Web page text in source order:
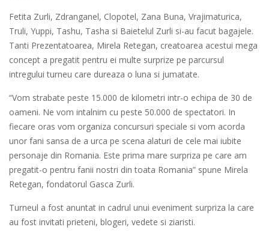
Fetita Zurli, Zdranganel, Clopotel, Zana Buna, Vrajimaturica,
Truli, Yuppi, Tashu, Tasha si Baietelul Zurli si-au facut bagajele.
Tanti Prezentatoarea, Mirela Retegan, creatoarea acestui mega
concept a pregatit pentru ei multe surprize pe parcursul
intregului turneu care dureaza o luna si jumatate.
“Vom strabate peste 15.000 de kilometri intr-o echipa de 30 de
oameni. Ne vom intalnim cu peste 50.000 de spectatori. In
fiecare oras vom organiza concursuri speciale si vom acorda
unor fani sansa de a urca pe scena alaturi de cele mai iubite
personaje din Romania. Este prima mare surpriza pe care am
pregatit-o pentru fanii nostri din toata Romania” spune Mirela
Retegan, fondatorul Gasca Zurli.
Turneul a fost anuntat in cadrul unui eveniment surpriza la care
au fost invitati prieteni, blogeri, vedete si ziaristi.